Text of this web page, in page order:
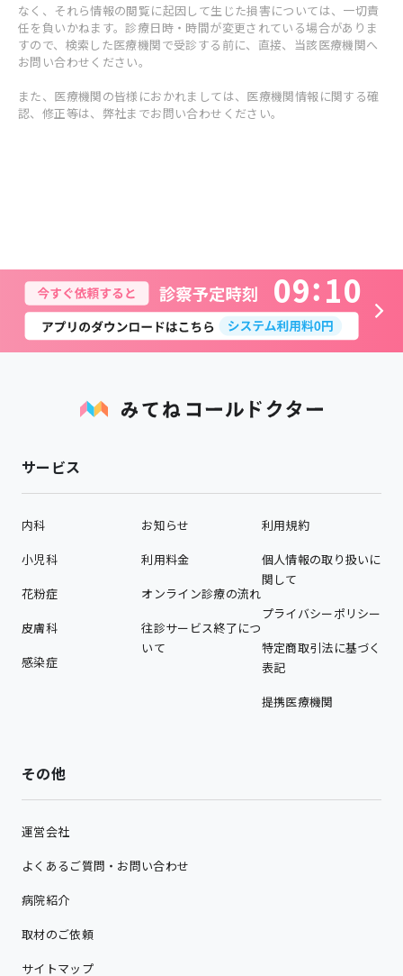
なく、それら情報の閲覧に起因して生じた損害については、一切責
任を負いかねます。診療日時・時間が変更されている場合がありま
すので、検索した医療機関で受診する前に、直接、当該医療機関へ
お問い合わせください。
また、医療機関の皆様におかれましては、医療機関情報に関する確
認、修正等は、弊社までお問い合わせください。
09 10
サービス
内科
小児科
花粉症
皮膚科
感染症
お知らせ
利用料金
オンライン診療の流れ
往診サービス終了につ
いて
利用規約
個人情報の取り扱いに
関して
プライバシーポリシー
特定商取引法に基づく
表記
提携医療機関
その他
運営会社
よくあるご質問・お問い合わせ
病院紹介
取材のご依頼
サイトマップ